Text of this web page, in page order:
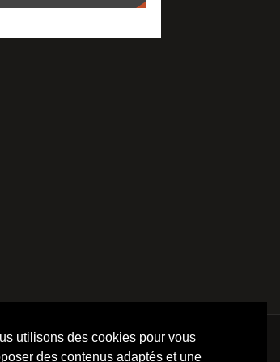
utilisons des cookies pour vous
des contenus adaptés et une
/ TRAILS / YOGA/